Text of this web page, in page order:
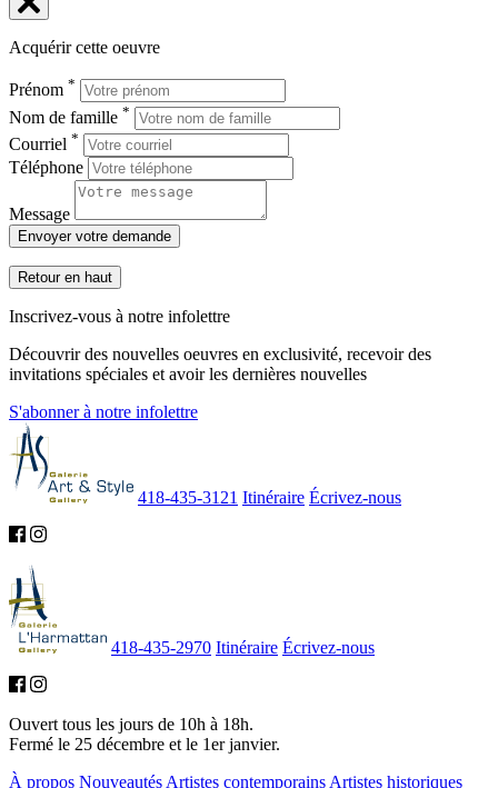
Acquérir cette oeuvre
Prénom *
Nom de famille *
Courriel *
Téléphone
Message
Envoyer votre demande
Retour en haut
Inscrivez-vous à notre infolettre
Découvrir des nouvelles oeuvres en exclusivité, recevoir des
invitations spéciales et avoir les dernières nouvelles
S'abonner à notre infolettre
418-435-3121 Itinéraire Écrivez-nous
418-435-2970 Itinéraire Écrivez-nous
Ouvert tous les jours de 10h à 18h.
Fermé le 25 décembre et le 1er janvier.
À propos Nouveautés Artistes contemporains Artistes historiques